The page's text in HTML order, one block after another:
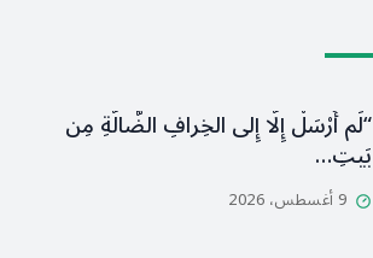
“لَم أُرْسَلْ إِلَّا إِلى الخِرافِ الضَّالَّةِ مِن
بَيتِ…
9 أغسطس، 2026